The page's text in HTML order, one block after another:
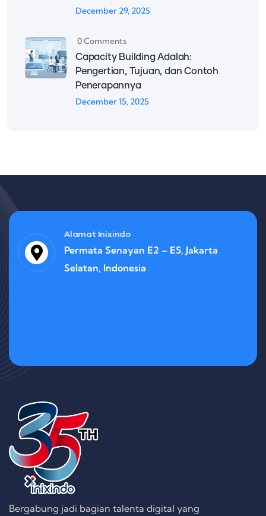
December 29, 2025
0 Comments
Capacity Building Adalah:
Pengertian, Tujuan, dan Contoh
Penerapannya
December 15, 2025
Alamat Inixindo
Permata Senayan E2 – E5, Jakarta
Selatan, Indonesia
Bergabung jadi bagian talenta digital yang